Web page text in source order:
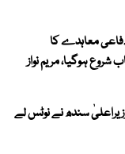
معاہدے کا
شروع ہوگیا، مریم نواز
سندھ نے نوٹس لے